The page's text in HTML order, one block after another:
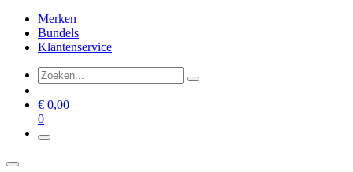
Merken
Bundels
Klantenservice
€ 0,00
0